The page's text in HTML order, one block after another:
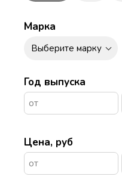
Марка
Выберите марку
Год выпуска
Цена, руб